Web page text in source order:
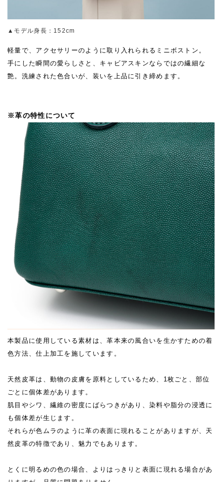
▲モデル身長：152cm
軽量で、アクセサリーのように取り入れられるミニボストン。
手にした瞬間の愛らしさと、キャビアスキンならではの繊細な
艶。洗練された色合いが、装いを上品に引き締めます。
※革の特性について
本製品に使用している素材は、革本来の風合いを生かすための着
色方法、仕上加工を施しています。
天然皮革は、動物の皮膚を原料としているため、1枚ごと、部位
ごとに個体差があります。
肌目やシワ、繊維の密度にばらつきがあり、染料や脂分の浸透に
も個体差が生じます。
それらが色ムラのように革の表面に現れることがありますが、天
然皮革の特徴であり、魅力でもあります。
とくに明るめの色の場合、よりはっきりと表面に現れる場合があ